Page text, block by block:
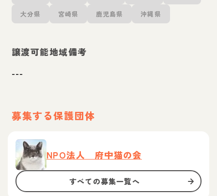
大分県 宮崎県 鹿児島県 沖縄県
譲渡可能地域備考
---
募集する保護団体
NPO法人 府中猫の会
すべての募集一覧へ